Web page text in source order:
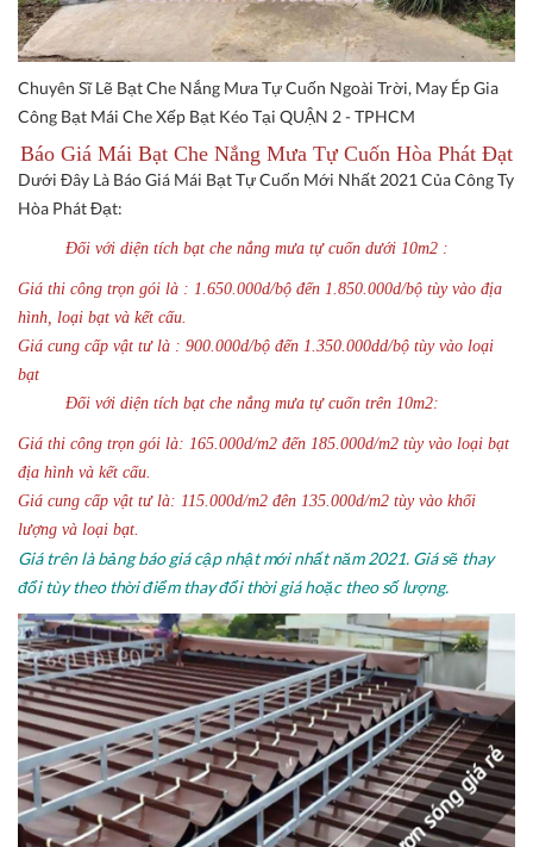
Chuyên Sĩ Lẽ Bạt Che Nắng Mưa Tự Cuốn Ngoài Trời, May Ép Gia
Công Bạt Mái Che Xếp Bạt Kéo Tại QUẬN 2 - TPHCM
Báo Giá Mái Bạt Che Nắng Mưa Tự Cuốn Hòa Phát Đạt
Dưới Đây Là Báo Giá Mái Bạt Tự Cuốn Mới Nhất 2021 Của Công Ty
Hòa Phát Đạt:
Đối với diện tích bạt che nắng mưa tự cuốn dưới 10m2 :
Giá thi công trọn gói là : 1.650.000d/bộ đến 1.850.000d/bộ tùy vào địa
hình, loại bạt và kết cấu.
Giá cung cấp vật tư là : 900.000d/bộ đến 1.350.000dd/bộ tùy vào loại
bạt
Đối với diện tích bạt che nắng mưa tự cuốn trên 10m2:
Giá thi công trọn gói là: 165.000d/m2 đến 185.000d/m2 tùy vào loại bạt
địa hình và kết cấu.
Giá cung cấp vật tư là: 115.000d/m2 đên 135.000d/m2 tùy vào khối
lượng và loại bạt.
Giá trên là bảng báo giá cập nhật mới nhất năm 2021. Giá sẽ thay
đổi tùy theo thời điểm thay đổi thời giá hoặc theo số lượng.